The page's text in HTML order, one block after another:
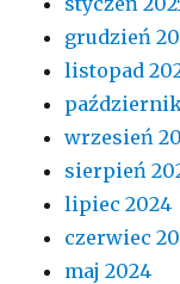
grudzień
listopad
wrzesień
sierpień
lipiec 2024
czerwiec
maj 2024